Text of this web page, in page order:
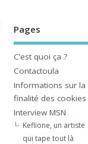
Pages
C’est quoi ça ?
Contactoula
Informations sur la
finalité des cookies
Interview MSN
Keflione, un artiste
qui tape tout là